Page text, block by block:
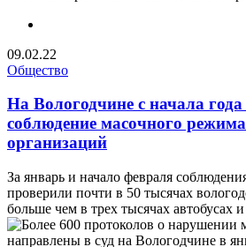
09.02.22
Общество
На Вологодчине с начала
соблюдение масочного
организаций
За январь и начало февраля
проверили почти в 50 тысячах
больше чем в трех тысячах автобусах